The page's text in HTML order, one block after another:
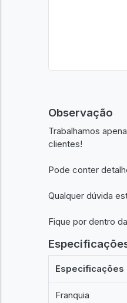
Observação
Trabalhamos
clientes!
Pode conter
Qualquer dúvida
Fique por dentro
Especificações
Franquia